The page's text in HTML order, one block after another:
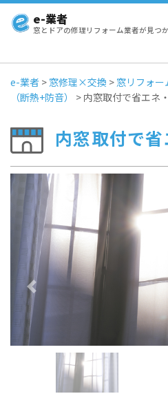
e-業者
窓とドアの修理リフォーム業者が見つ
e-業者 > 窓修理×交換 > 窓リフォ
（断熱+防音）
> 内窓取付で省エネ
内窓取付で
Previous